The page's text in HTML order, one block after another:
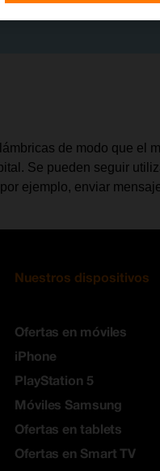
de modo que el
Se pueden seguir
ejemplo, enviar
Nuestros dispositivos
Ofertas en móviles
iPhone
PlayStation 5
Móviles Samsung
Ofertas en tablets
Ofertas en Smart TV